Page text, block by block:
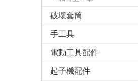
破壞套筒
手工具
電動工具配件
起子機配件